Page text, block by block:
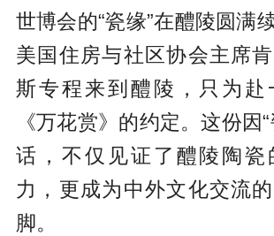
y
世博会的“瓷缘”在醴陵圆满
美国住房与社区协会主席
斯专程来到醴陵，只为赴
《万花赏》的约定。这份因
话，不仅见证了醴陵陶瓷
力，更成为中外文化交流
脚。